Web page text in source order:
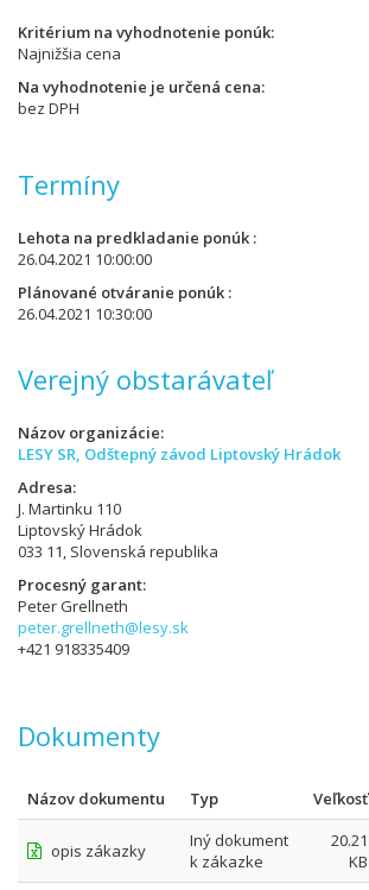
Kritérium na vyhodnotenie ponúk
Najnižšia cena
Na vyhodnotenie je určená cena
bez DPH
Termíny
Lehota na predkladanie ponúk
26.04.2021 10:00:00
Plánované otváranie ponúk
26.04.2021 10:30:00
Verejný obstarávateľ
Názov organizácie
LESY SR, Odštepný závod Liptovský Hrádok
Adresa
J. Martinku 110
Liptovský Hrádok
033 11, Slovenská republika
Procesný garant
Peter Grellneth
peter.grellneth@lesy.sk
+421 918335409
Dokumenty
Názov dokumentu Typ Veľkosť
opis zákazky
Iný dokument
k zákazke
20.21
KB